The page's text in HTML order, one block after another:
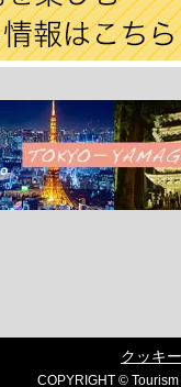
クッキ
COPYRIGHT ©